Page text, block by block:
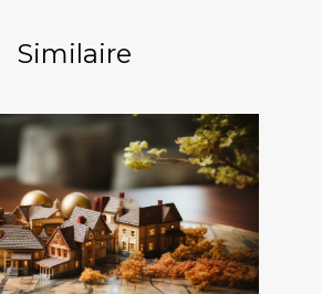
Similaire